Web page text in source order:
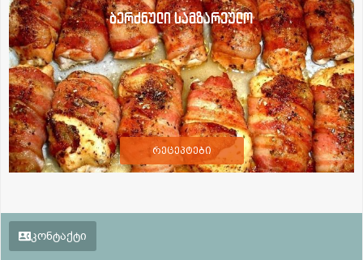
ბერძნული სამზარეულო
რეცეპტები
კონტაქტი